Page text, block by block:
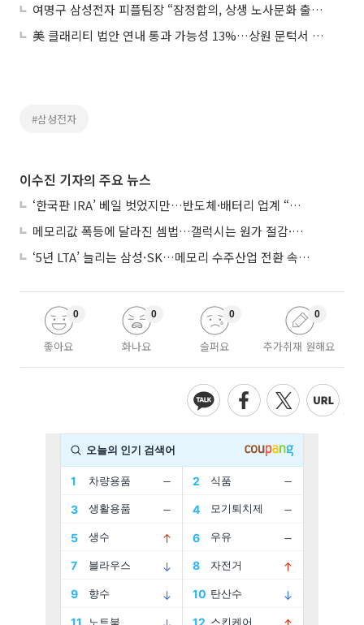
여명구 삼성전자 피플팀장 “잠정합의, 상생 노사문화 출발점 되길…합의사항 성실 이행”
美 클래리티 법안 연내 통과 가능성 13%…상원 문턱서 제동
#삼성전자
이수진 기자의 주요 뉴스
‘한국판 IRA’ 베일 벗었지만…반도체·배터리 업계 “시행령이 관건”
메모리값 폭등에 달라진 셈법…갤럭시는 원가 절감·아이폰은 서비스 확대
‘5년 LTA’ 늘리는 삼성·SK…메모리 수주산업 전환 속 다른 셈법
좋아요
0
화나요
0
슬퍼요
0
추가취재 원해요
0